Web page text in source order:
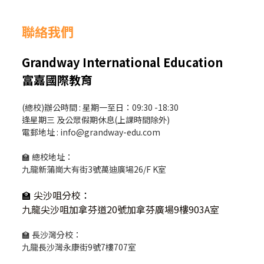
聯絡我們
Grandway International Education
富嘉國際教育
(總校)辦公時間 : 星期一至日：09:30 -18:30
逢星期三 及公眾假期休息(上課時間除外)
電郵地址 : info@grandway-edu.com
🏫 總校地址：
九龍新蒲崗大有街3號萬迪廣場26/F K室
🏫 尖沙咀分校 ：
九龍尖沙咀加拿芬道20號加拿芬廣場9樓903A室
🏫 長沙灣分校：
九龍長沙灣永康街9號7樓707室